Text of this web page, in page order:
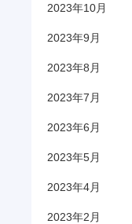
2023年10月
2023年9月
2023年8月
2023年7月
2023年6月
2023年5月
2023年4月
2023年2月